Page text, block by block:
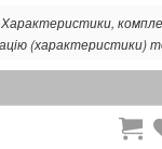
Характеристики,
(характеристики)